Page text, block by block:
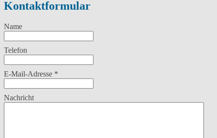
Kontaktformular
Name
Telefon
E-Mail-Adresse *
Nachricht